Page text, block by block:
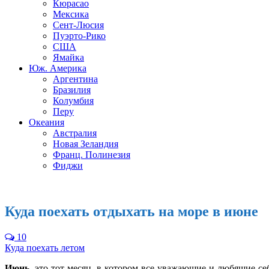
Кюрасао
Мексика
Сент-Люсия
Пуэрто-Рико
США
Ямайка
Юж. Америка
Аргентина
Бразилия
Колумбия
Перу
Океания
Австралия
Новая Зеландия
Франц. Полинезия
Фиджи
Куда поехать отдыхать на море в июне
10
Куда поехать летом